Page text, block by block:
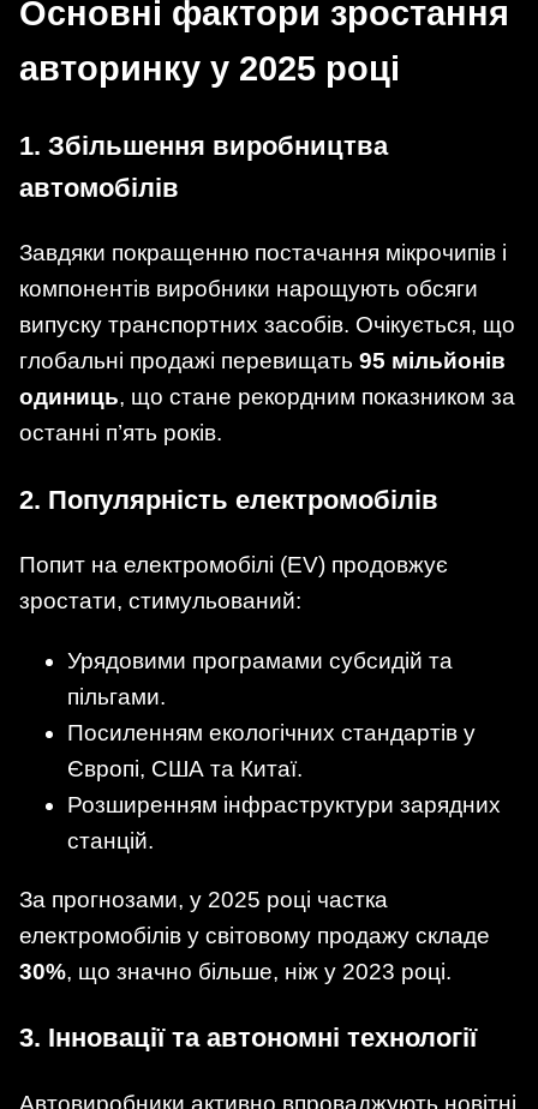
Основні фактори зростання
авторинку у 2025 році
1. Збільшення виробництва
автомобілів
Завдяки покращенню постачання мікрочипів і
компонентів виробники нарощують обсяги
випуску транспортних засобів. Очікується, що
глобальні продажі перевищать 95 мільйонів
одиниць, що стане рекордним показником за
останні п’ять років.
2. Популярність електромобілів
Попит на електромобілі (EV) продовжує
зростати, стимульований:
Урядовими програмами субсидій та
пільгами.
Посиленням екологічних стандартів у
Європі, США та Китаї.
Розширенням інфраструктури зарядних
станцій.
За прогнозами, у 2025 році частка
електромобілів у світовому продажу складе
30%, що значно більше, ніж у 2023 році.
3. Інновації та автономні технології
Автовиробники активно впроваджують новітні